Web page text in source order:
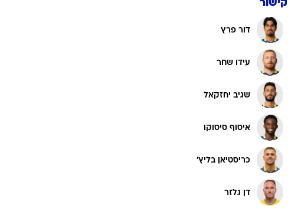
קישור
דור פרץ
עידו שחר
שגיב יחזקאל
איסוף סיסוקו
כריסטיאן בליץ'
דן גלזר